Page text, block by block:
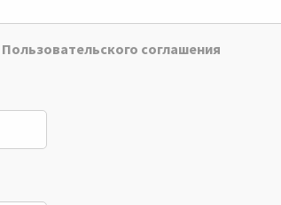
Пользовательского соглашения